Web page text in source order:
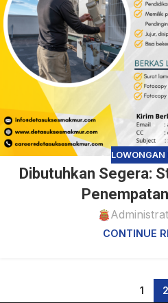
LOWONGAN
Dibutuhkan Segera:
CONTINUE
1 2